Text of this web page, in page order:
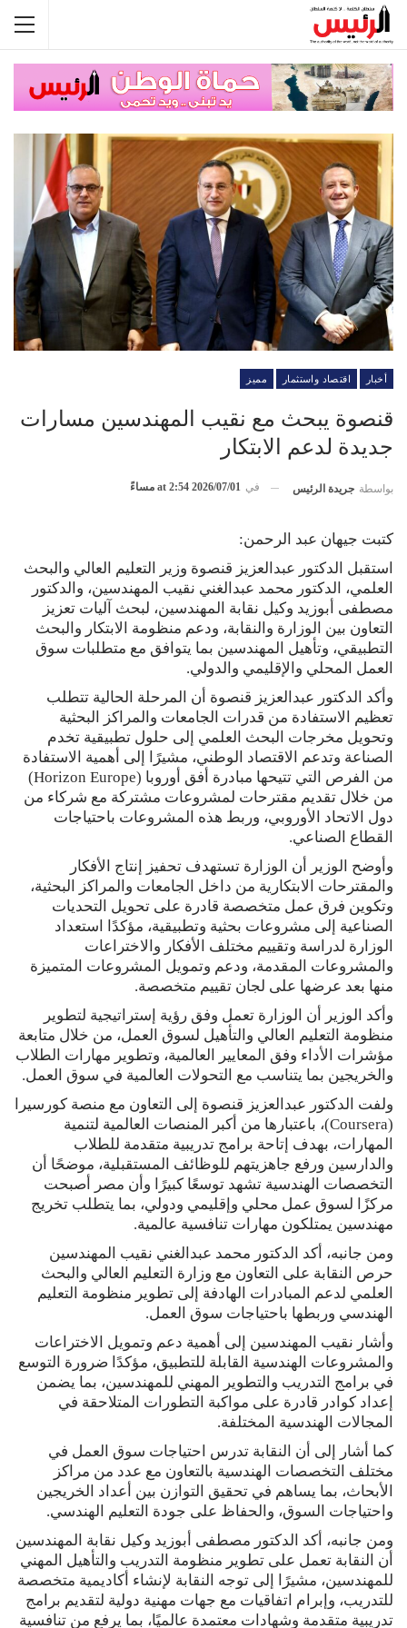
أخبار اقتصاد واستثمار مميز
قنصوة يبحث مع نقيب المهندسين مسارات
جديدة لدعم الابتكار
بواسطة جريدة الرئيس في 2026/07/01 at 2:54 مساءً
كتبت جيهان عبد الرحمن:
استقبل الدكتور عبدالعزيز قنصوة وزير التعليم العالي والبحث
العلمي، الدكتور محمد عبدالغني نقيب المهندسين، والدكتور
مصطفى أبوزيد وكيل نقابة المهندسين، لبحث آليات تعزيز
التعاون بين الوزارة والنقابة، ودعم منظومة الابتكار والبحث
التطبيقي، وتأهيل المهندسين بما يتوافق مع متطلبات سوق
العمل المحلي والإقليمي والدولي.
وأكد الدكتور عبدالعزيز قنصوة أن المرحلة الحالية تتطلب
تعظيم الاستفادة من قدرات الجامعات والمراكز البحثية
وتحويل مخرجات البحث العلمي إلى حلول تطبيقية تخدم
الصناعة وتدعم الاقتصاد الوطني، مشيرًا إلى أهمية الاستفادة
من الفرص التي تتيحها مبادرة أفق أوروبا (Horizon Europe)
من خلال تقديم مقترحات لمشروعات مشتركة مع شركاء من
دول الاتحاد الأوروبي، وربط هذه المشروعات باحتياجات
القطاع الصناعي.
وأوضح الوزير أن الوزارة تستهدف تحفيز إنتاج الأفكار
والمقترحات الابتكارية من داخل الجامعات والمراكز البحثية،
وتكوين فرق عمل متخصصة قادرة على تحويل التحديات
الصناعية إلى مشروعات بحثية وتطبيقية، مؤكدًا استعداد
الوزارة لدراسة وتقييم مختلف الأفكار والاختراعات
والمشروعات المقدمة، ودعم وتمويل المشروعات المتميزة
منها بعد عرضها على لجان تقييم متخصصة.
وأكد الوزير أن الوزارة تعمل وفق رؤية إستراتيجية لتطوير
منظومة التعليم العالي والتأهيل لسوق العمل، من خلال متابعة
مؤشرات الأداء وفق المعايير العالمية، وتطوير مهارات الطلاب
والخريجين بما يتناسب مع التحولات العالمية في سوق العمل.
ولفت الدكتور عبدالعزيز قنصوة إلى التعاون مع منصة كورسيرا
(Coursera)، باعتبارها من أكبر المنصات العالمية لتنمية
المهارات، بهدف إتاحة برامج تدريبية متقدمة للطلاب
والدارسين ورفع جاهزيتهم للوظائف المستقبلية، موضحًا أن
التخصصات الهندسية تشهد توسعًا كبيرًا وأن مصر أصبحت
مركزًا لسوق عمل محلي وإقليمي ودولي، بما يتطلب تخريج
مهندسين يمتلكون مهارات تنافسية عالمية.
ومن جانبه، أكد الدكتور محمد عبدالغني نقيب المهندسين
حرص النقابة على التعاون مع وزارة التعليم العالي والبحث
العلمي لدعم المبادرات الهادفة إلى تطوير منظومة التعليم
الهندسي وربطها باحتياجات سوق العمل.
وأشار نقيب المهندسين إلى أهمية دعم وتمويل الاختراعات
والمشروعات الهندسية القابلة للتطبيق، مؤكدًا ضرورة التوسع
في برامج التدريب والتطوير المهني للمهندسين، بما يضمن
إعداد كوادر قادرة على مواكبة التطورات المتلاحقة في
المجالات الهندسية المختلفة.
كما أشار إلى أن النقابة تدرس احتياجات سوق العمل في
مختلف التخصصات الهندسية بالتعاون مع عدد من مراكز
الأبحاث، بما يساهم في تحقيق التوازن بين أعداد الخريجين
واحتياجات السوق، والحفاظ على جودة التعليم الهندسي.
ومن جانبه، أكد الدكتور مصطفى أبوزيد وكيل نقابة المهندسين
أن النقابة تعمل على تطوير منظومة التدريب والتأهيل المهني
للمهندسين، مشيرًا إلى توجه النقابة لإنشاء أكاديمية متخصصة
للتدريب، وإبرام اتفاقيات مع جهات مهنية دولية لتقديم برامج
تدريبية متقدمة وشهادات معتمدة عالميًا، بما يرفع من تنافسية